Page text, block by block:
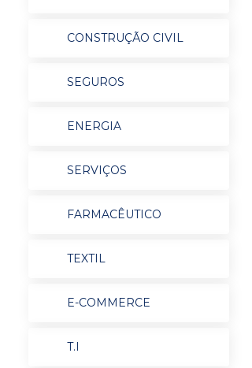
CONSTRUÇÃO CIVIL
SEGUROS
ENERGIA
SERVIÇOS
FARMACÊUTICO
TEXTIL
E-COMMERCE
T.I